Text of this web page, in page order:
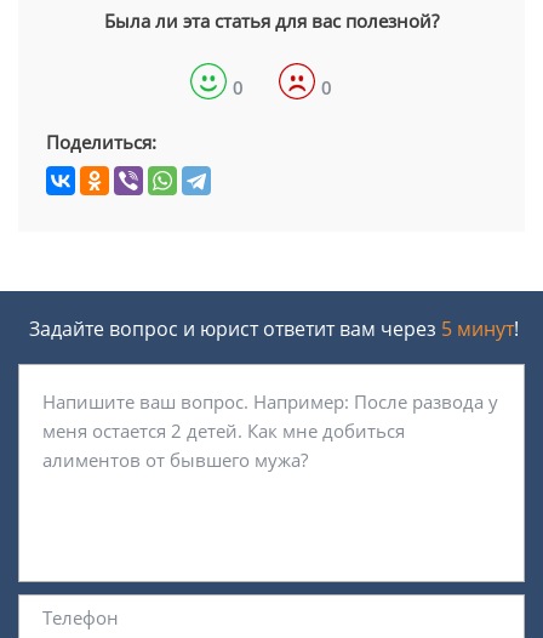
Была ли эта статья для вас полезной?
0 0
Поделиться:
Задайте вопрос и юрист ответит вам через 5 минут!